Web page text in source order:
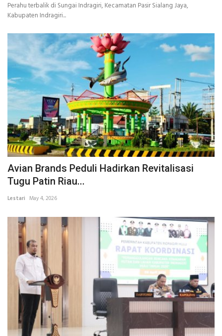
Perahu terbalik di Sungai Indragiri, Kecamatan Pasir Sialang Jaya,
Kabupaten Indragiri...
Avian Brands Peduli Hadirkan Revitalisasi
Tugu Patin Riau...
Lestari May 4, 2026